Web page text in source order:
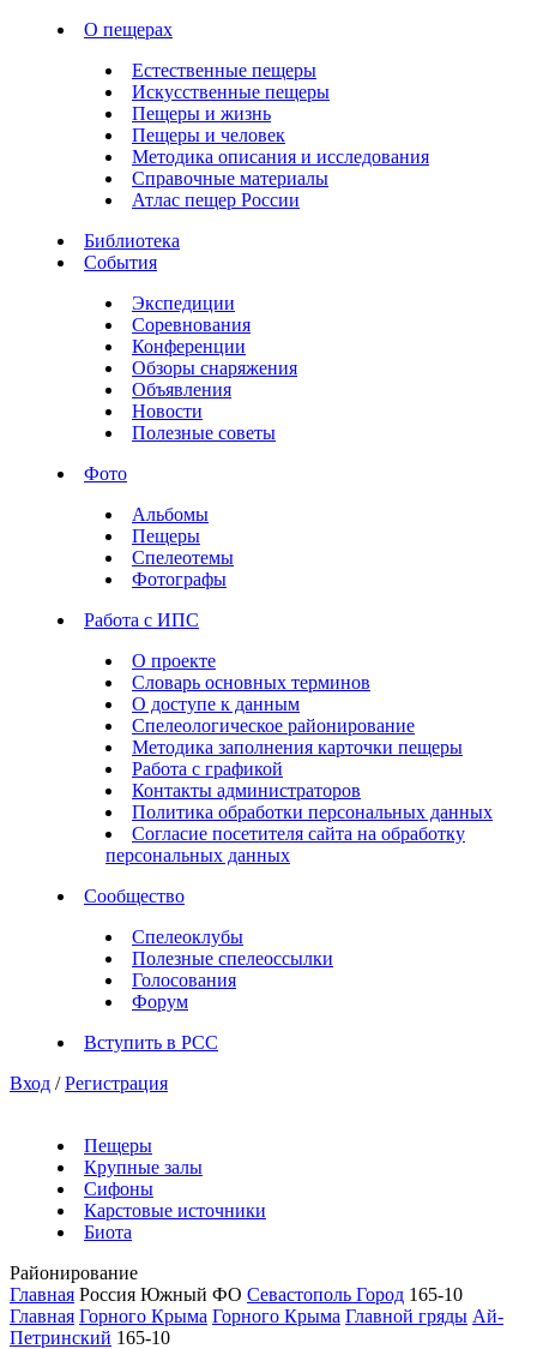
О пещерах
Естественные пещеры
Искусственные пещеры
Пещеры и жизнь
Пещеры и человек
Методика описания и исследования
Справочные материалы
Атлас пещер России
Библиотека
События
Экспедиции
Соревнования
Конференции
Обзоры снаряжения
Объявления
Новости
Полезные советы
Фото
Альбомы
Пещеры
Спелеотемы
Фотографы
Работа с ИПС
О проекте
Словарь основных терминов
О доступе к данным
Спелеологическое районирование
Методика заполнения карточки пещеры
Работа с графикой
Контакты администраторов
Политика обработки персональных данных
Согласие посетителя сайта на обработку
персональных данных
Сообщество
Спелеоклубы
Полезные спелеоссылки
Голосования
Форум
Вступить в РСС
Вход / Регистрация
Пещеры
Крупные залы
Сифоны
Карстовые источники
Биота
Районирование
Главная Россия Южный ФО Севастополь Город 165-10
Главная Горного Крыма Горного Крыма Главной гряды Ай-
Петринский 165-10